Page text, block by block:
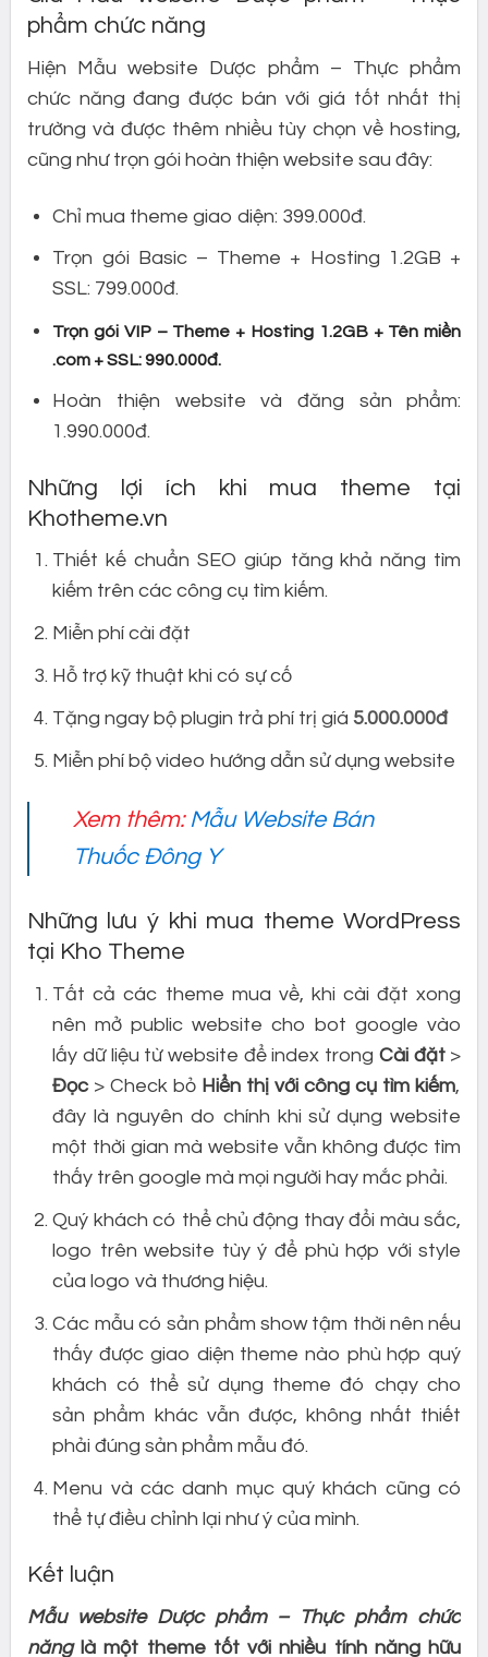
phẩm chức năng
Hiện Mẫu website Dược phẩm – Thực phẩm
chức năng đang được bán với giá tốt nhất thị
trường và được thêm nhiều tùy chọn về hosting,
cũng như trọn gói hoàn thiện website sau đây:
Chỉ mua theme giao diện: 399.000đ.
Trọn gói Basic – Theme + Hosting 1.2GB +
SSL: 799.000đ.
Trọn gói VIP – Theme + Hosting 1.2GB + Tên miền
.com + SSL: 990.000đ.
Hoàn thiện website và đăng sản phẩm:
1.990.000đ.
Những lợi ích khi mua theme tại
Khotheme.vn
Thiết kế chuẩn SEO giúp tăng khả năng tìm
kiếm trên các công cụ tìm kiếm.
Miễn phí cài đặt
Hỗ trợ kỹ thuật khi có sự cố
Tặng ngay bộ plugin trả phí trị giá 5.000.000đ
Miễn phí bộ video hướng dẫn sử dụng website
Xem thêm: Mẫu Website Bán
Thuốc Đông Y
Những lưu ý khi mua theme WordPress
tại Kho Theme
Tất cả các theme mua về, khi cài đặt xong
nên mở public website cho bot google vào
lấy dữ liệu từ website để index trong Cài đặt>
Đọc> Check bỏ Hiển thị với công cụ tìm kiếm,
đây là nguyên do chính khi sử dụng website
một thời gian mà website vẫn không được tìm
thấy trên google mà mọi người hay mắc phải.
Quý khách có thể chủ động thay đổi màu sắc,
logo trên website tùy ý để phù hợp với style
của logo và thương hiệu.
Các mẫu có sản phẩm show tậm thời nên nếu
thấy được giao diện theme nào phù hợp quý
khách có thể sử dụng theme đó chạy cho
sản phẩm khác vẫn được, không nhất thiết
phải đúng sản phẩm mẫu đó.
Menu và các danh mục quý khách cũng có
thể tự điều chỉnh lại như ý của mình.
Kết luận
Mẫu website Dược phẩm – Thực phẩm chức
nănglà một theme tốt với nhiều tính năng hữu